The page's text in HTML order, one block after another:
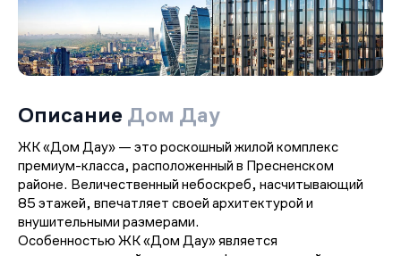
Описание Дом Дау
ЖК «Дом Дау» — это роскошный жилой комплекс
премиум-класса, расположенный в Пресненском
районе. Величественный небоскреб, насчитывающий
85 этажей, впечатляет своей архитектурой и
внушительными размерами.
Особенностью ЖК «Дом Дау» является